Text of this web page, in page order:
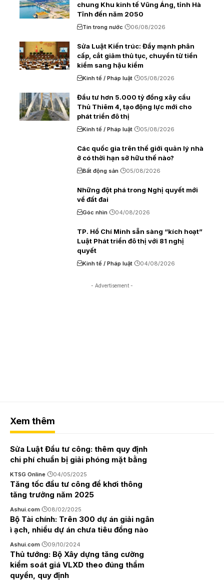
chung Khu kinh tế Vũng Áng, tỉnh Hà
Tĩnh đến năm 2050
Tin trong nước 06/08/2026
Sửa Luật Kiến trúc: Đẩy mạnh phân
cấp, cắt giảm thủ tục, chuyển từ tiền
kiểm sang hậu kiểm
Kinh tế / Pháp luật 05/08/2026
Đầu tư hơn 5.000 tỷ đồng xây cầu
Thủ Thiêm 4, tạo động lực mới cho
phát triển đô thị
Kinh tế / Pháp luật 05/08/2026
Các quốc gia trên thế giới quản lý nhà
ở có thời hạn sở hữu thế nào?
Bất động sản 05/08/2026
Những đột phá trong Nghị quyết mới
về đất đai
Góc nhìn 04/08/2026
TP. Hồ Chí Minh sẵn sàng “kích hoạt”
Luật Phát triển đô thị với 81 nghị
quyết
Kinh tế / Pháp luật 04/08/2026
- Advertisement -
Xem thêm
Sửa Luật Đầu tư công: thêm quy định
chi phí chuẩn bị giải phóng mặt bằng
KTSG Online 04/05/2025
Tăng tốc đầu tư công để khơi thông
tăng trưởng năm 2025
Ashui.com 08/02/2025
Bộ Tài chính: Trên 300 dự án giải ngân
ì ạch, nhiều dự án chưa tiêu đồng nào
Ashui.com 09/10/2024
Thủ tướng: Bộ Xây dựng tăng cường
kiểm soát giá VLXD theo đúng thẩm
quyền, quy định